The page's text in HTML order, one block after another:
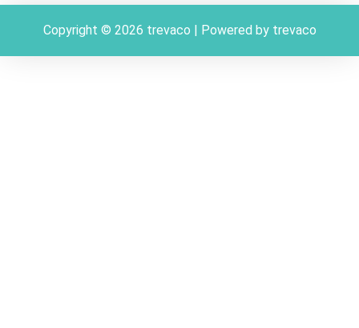
Copyright © 2026 trevaco | Powered by trevaco